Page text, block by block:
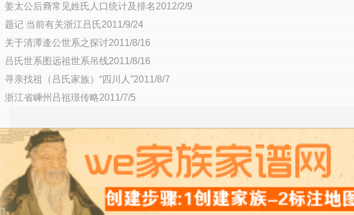
姜太公后裔常见姓氏人口统计及排名2012/2/9
题记 当前有关浙江吕氏2011/9/24
关于清潭逄公世系之探讨2011/8/16
吕氏世系图远祖世系吊线2011/8/16
寻亲找祖（吕氏家族）“四川人”2011/8/7
浙江省嵊州吕祖璟传略2011/7/5